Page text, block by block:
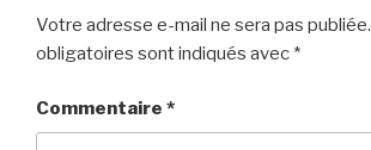
Votre adresse e-mail ne sera pas publiée.
obligatoires sont indiqués avec *
Commentaire *